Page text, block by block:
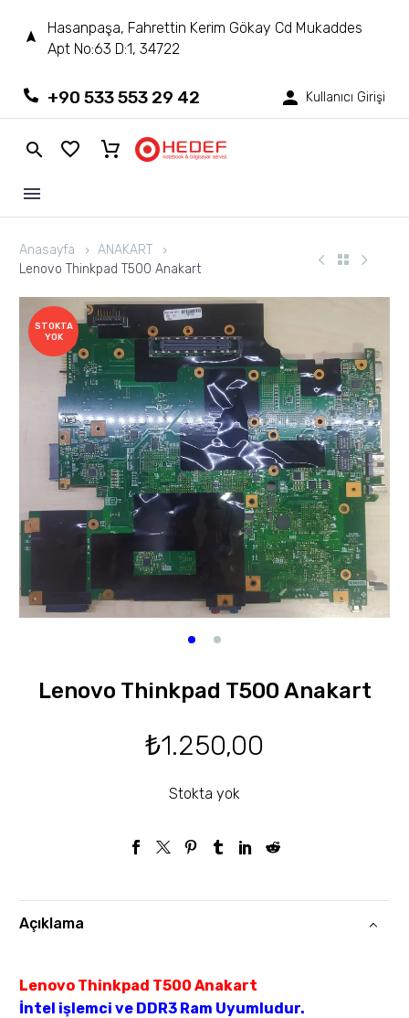
Hasanpaşa, Fahrettin Kerim Gökay Cd Mukaddes
Apt No:63 D:1, 34722
+90 533 553 29 42 Kullanıcı Girişi
Anasayfa
ANAKART
Lenovo Thinkpad T500 Anakart
STOKTA
YOK
Lenovo Thinkpad T500 Anakart
₺1.250,00
Stokta yok
Açıklama
Lenovo Thinkpad T500 Anakart
İntel işlemci ve DDR3 Ram Uyumludur.